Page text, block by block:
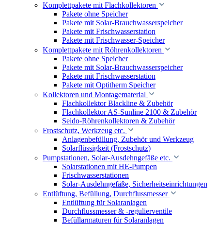
Komplettpakete mit Flachkollektoren
Pakete ohne Speicher
Pakete mit Solar-Brauchwasserspeicher
Pakete mit Frischwasserstation
Pakete mit Frischwasser-Speicher
Komplettpakete mit Röhrenkollektoren
Pakete ohne Speicher
Pakete mit Solar-Brauchwasserspeicher
Pakete mit Frischwasserstation
Pakete mit Optitherm Speicher
Kollektoren und Montagematerial
Flachkollektor Blackline & Zubehör
Flachkollektor AS-Sunline 2100 & Zubehör
Seido-Röhrenkollektoren & Zubehör
Frostschutz, Werkzeug etc.
Anlagenbefüllung, Zubehör und Werkzeug
Solarflüssigkeit (Frostschutz)
Pumpstationen, Solar-Ausdehngefäße etc.
Solarstationen mit HE-Pumpen
Frischwasserstationen
Solar-Ausdehngefäße, Sicherheitseinrichtungen
Entlüftung, Befüllung, Durchflussmesser
Entlüftung für Solaranlagen
Durchflussmesser & -regulierventile
Befüllarmaturen für Solaranlagen